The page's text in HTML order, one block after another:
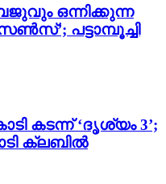
ഒന്നിക്കുന്ന
പട്ടാമ്പൂച്ചി
കടന്ന് ‘ദൃശ്യം 3’;
ക്ലബിൽ